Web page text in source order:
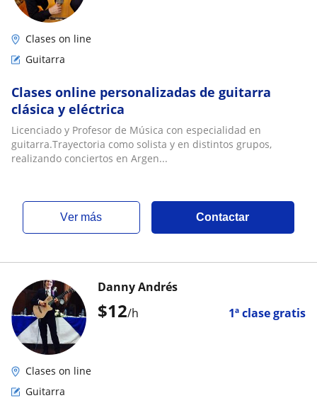
Clases on line
Guitarra
Clases online personalizadas de guitarra
clásica y eléctrica
Licenciado y Profesor de Música con especialidad en
guitarra.Trayectoria como solista y en distintos grupos,
realizando conciertos en Argen...
ver más Contactar
$12/h 1ª clase gratis
Danny Andrés
Clases on line
Guitarra